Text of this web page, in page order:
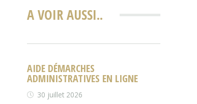
A VOIR AUSSI..
AIDE DÉMARCHES
ADMINISTRATIVES EN LIGNE
30 juillet 2026